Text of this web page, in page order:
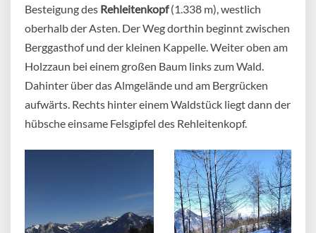
Besteigung des Rehleitenkopf(1.338 m), westlich
oberhalb der Asten. Der Weg dorthin beginnt zwischen
Berggasthof und der kleinen Kappelle. Weiter oben am
Holzzaun bei einem großen Baum links zum Wald.
Dahinter über das Almgelände und am Bergrücken
aufwärts. Rechts hinter einem Waldstück liegt dann der
hübsche einsame Felsgipfel des Rehleitenkopf.